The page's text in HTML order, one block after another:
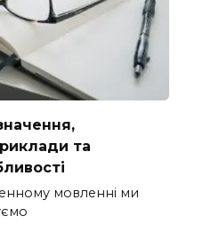
та
мовленні ми